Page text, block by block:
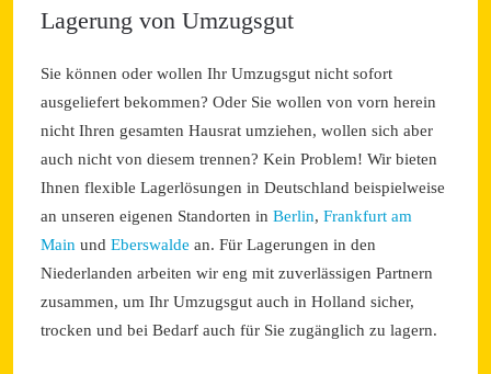
Lagerung von Umzugsgut
Sie können oder wollen Ihr Umzugsgut nicht sofort
ausgeliefert bekommen? Oder Sie wollen von vorn herein
nicht Ihren gesamten Hausrat umziehen, wollen sich aber
auch nicht von diesem trennen? Kein Problem! Wir bieten
Ihnen flexible Lagerlösungen in Deutschland beispielweise
an unseren eigenen Standorten inBerlin,Frankfurt am
Main undEberswalde an. Für Lagerungen in den
Niederlanden arbeiten wir eng mit zuverlässigen Partnern
zusammen, um Ihr Umzugsgut auch in Holland sicher,
trocken und bei Bedarf auch für Sie zugänglich zu lagern.